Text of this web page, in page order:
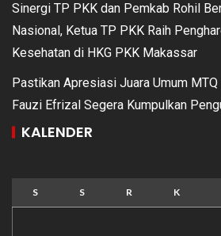
Sinergi TP PKK dan Pemkab Rohil
Nasional, Ketua TP PKK Raih
Kesehatan di HKG PKK Makassar
Pastikan Apresiasi Juara Umum MTQ
Fauzi Efrizal Segera Kumpulkan
KALENDER
S S R K